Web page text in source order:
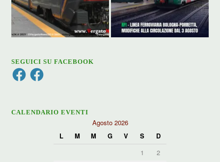
SEGUICI SU FACEBOOK
FacebookFacebook
CALENDARIO EVENTI
Agosto 2026
L
M M G V S
D
1
2